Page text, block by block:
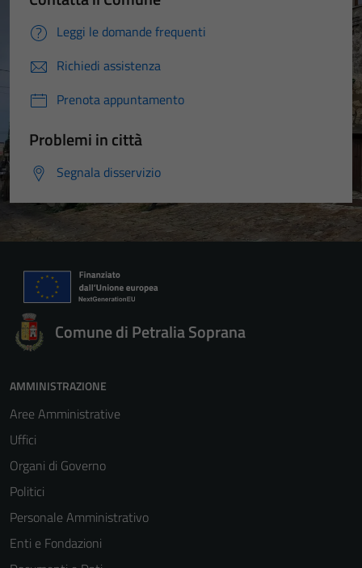
Leggi le domande frequenti
Richiedi assistenza
Prenota appuntamento
Problemi in città
Segnala disservizio
Comune di Petralia Soprana
AMMINISTRAZIONE
Aree Amministrative
Uffici
Organi di Governo
Politici
Personale Amministrativo
Enti e Fondazioni